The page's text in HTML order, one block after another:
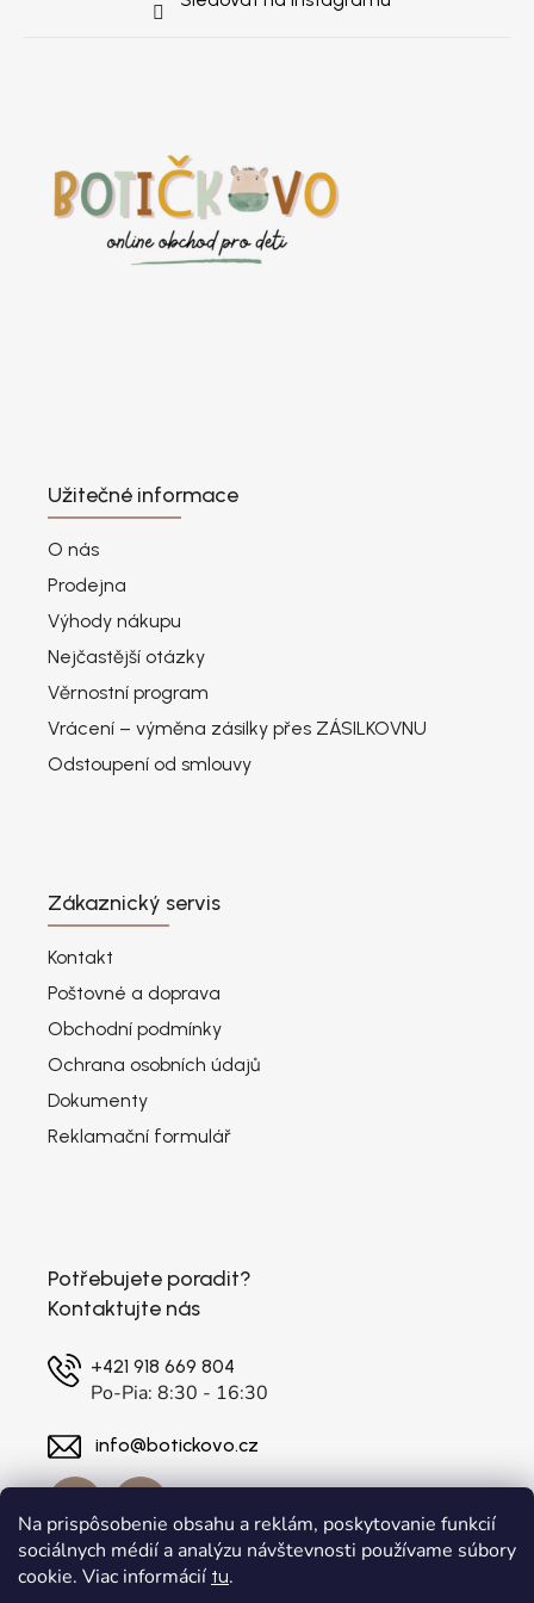
Na prispôsobenie obsahu a reklám, poskytovanie funkcií
sociálnych médií a analýzu návštevnosti používame súbory
cookie. Viac informácií tu.
Užitečné informace
O nás
Prodejna
Výhody nákupu
Nejčastější otázky
Věrnostní program
Vrácení – výměna zásilky přes ZÁSILKOVNU
Odstoupení od smlouvy
Zákaznický servis
Kontakt
Poštovné a doprava
Obchodní podmínky
Ochrana osobních údajů
Dokumenty
Reklamační formulář
Potřebujete poradit?
Kontaktujte nás
+421 918 669 804
Po-Pia: 8:30 - 16:30
info@botickovo.cz